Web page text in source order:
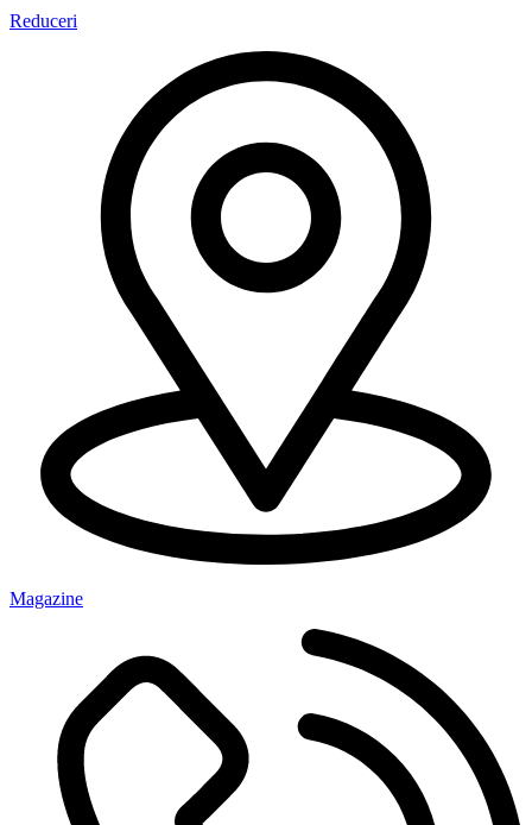
Reduceri
Magazine